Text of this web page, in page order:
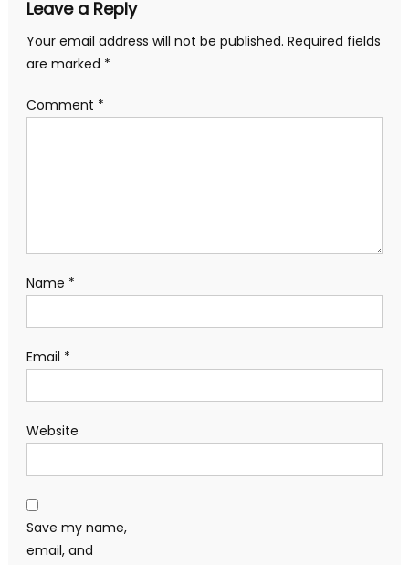
Leave a Reply
Your email address will not be published. Required fields
are marked *
Comment *
Name *
Email *
Website
Save my name,
email, and